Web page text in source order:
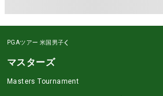
PGAツアー 米国男子
マスターズ
Masters Tournament